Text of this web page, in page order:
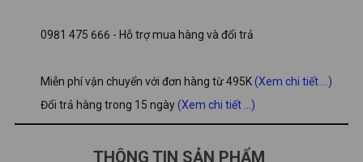
0981 475 666 - Hỗ trợ mua hàng và đổi trả
Miễn phí vận chuyển với đơn hàng từ 495K(Xem chi tiết ...)
Đổi trả hàng trong 15 ngày(Xem chi tiết ...)
THÔNG TIN SẢN PHẨM